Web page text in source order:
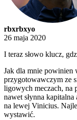
rbxrbxyo
26 maja 2020
I teraz słowo klucz,
Jak dla mnie powinien
przygotowawczym ze
ligowych meczach, na
nawet słynna
na lewej Vinicius.
wystawić.